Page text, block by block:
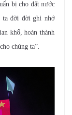
bị cho đất nước
ta đời đời ghi nhớ
khổ, hoàn thành
chúng ta”.